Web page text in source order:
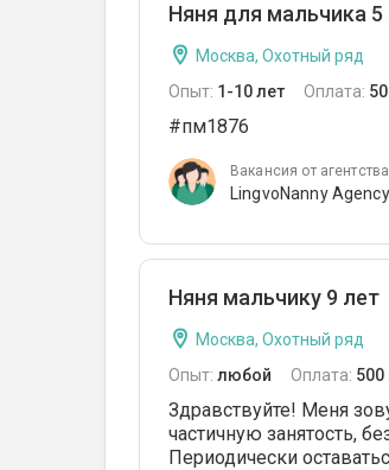
Няня для мальчика
Москва, Охотный ряд
Опыт: 1-10 лет Оплата:
#пм1876
Вакансия от агентства
LingvoNanny Agency
Няня мальчику 9 лет
Москва, Охотный ряд
Опыт: любой Оплата: 500
Здравствуйте! Меня
частичную занятость,
Периодически